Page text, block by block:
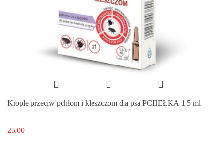
Krople przeciw pchłom i kleszczom dla psa PCHEŁKA 1,5 ml
25.00